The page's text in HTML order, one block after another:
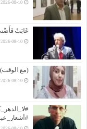
2026-08-10
غَابَتْ
2026-08-10
(مع الوقت)..02…أحلام بن دريهم
2026-08-10